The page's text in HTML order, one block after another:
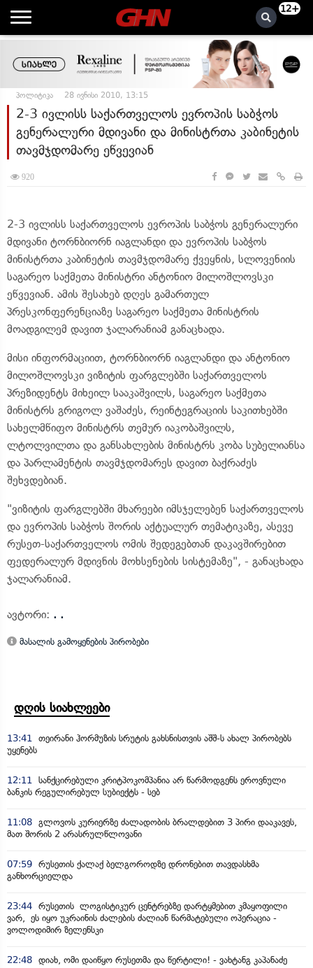
12+
პოლიტიკა 28 ივნისი 2010, 13:15
2-3 ივლისს საქართველოს ევროპის საბჭოს
გენერალური მდივანი და მინისტრთა კაბინეტის
თავმჯდომარე ეწვევიან
920
2-3 ივლისს საქართველოს ევროპის საბჭოს გენერალური
მდივანი ტორნბიორნ იაგლანდი და ევროპის საბჭოს
მინისტრთა კაბინეტის თავმჯდომარე ქვეყნის, სლოვენიის
საგარეო საქმეთა მინისტრი ანტონიო მილოშლოვსკი
ეწვევიან. ამის შესახებ დღეს გამართულ
პრესკონფერენციაზე საგარეო საქმეთა მინისტრის
მოადგილემ დავით ჯალარანიამ განაცხადა.
მისი ინფორმაციით, ტორნბიორნ იაგლანდი და ანტონიო
მილოშლოვსკი ვიზიტის ფარგლებში საქართველოს
პრეზიდენტს მიხეილ სააკაშვილს, საგარეო საქმეთა
მინისტრს გრიგოლ ვაშაძეს, რეინტეგრაციის საკითხებში
სახელმწიფო მინისტრს თემურ იაკობაშვილს,
ლტოლვილთა და განსახლების მინისტრს კობა სუბელიანსა
და პარლამენტის თავმჯდომარეს დავით ბაქრაძეს
შეხვდებიან.
"ვიზიტის ფარგლებში მხარეები იმსჯელებენ საქართველოს
და ევროპის საბჭოს შორის აქტუალურ თემატიკაზე, ასევე
რუსეთ-საქართველოს ომის შედეგებთან დაკავშირებით
ფედერალურ მდივნის მოხსენების სისტემაზე", - განაცხადა
ჯალარანიამ.
ავტორი: . .
მასალის გამოყენების პირობები
დღის სიახლეები
13:41 თეირანი ჰორმუზის სრუტის გახსნისთვის აშშ-ს ახალ პირობებს
უყენებს
12:11 სანქცირებული კრიტპოკომპანია არ წარმოდგენს ეროვნული
ბანკის რეგულირებულ სუბიექტს - სებ
11:08 გლოვოს კურიერზე ძალადობის ბრალდებით 3 პირი დააკავეს,
მათ შორის 2 არასრულწლოვანი
07:59 რუსეთის ქალაქ ბელგოროდზე დრონებით თავდასხმა
განხორციელდა
23:44 რუსეთის ლოგისტიკურ ცენტრებზე დარტყმებით კმაყოფილი
ვარ, ეს იყო უკრაინის ძალების ძალიან წარმატებული ოპერაცია -
ვოლოდიმირ ზელენსკი
22:48 დიახ, ომი დაიწყო რუსეთმა და წერტილი! - ვახტანგ კაპანაძე